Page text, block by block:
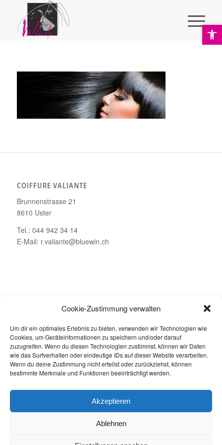
Cookie-Zustimmung verwalten
Um dir ein optimales Erlebnis zu bieten, verwenden wir Technologien wie
Cookies, um Geräteinformationen zu speichern und/oder darauf
zuzugreifen. Wenn du diesen Technologien zustimmst, können wir Daten
wie das Surfverhalten oder eindeutige IDs auf dieser Website verarbeiten.
Wenn du deine Zustimmung nicht erteilst oder zurückziehst, können
bestimmte Merkmale und Funktionen beeinträchtigt werden.
Akzeptieren
Ablehnen
COIFFURE VALIANTE
Brunnenstrasse 21
8610 Uster
Tel.: 044 942 34 14
E-Mail: r.valiante@bluewin.ch
Dienstag bis Freitag: 08.00 – 19.00 Uhr
Samstag: 08.00 – 16.00 Uhr